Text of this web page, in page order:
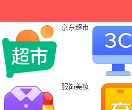
京东超市
服饰美妆